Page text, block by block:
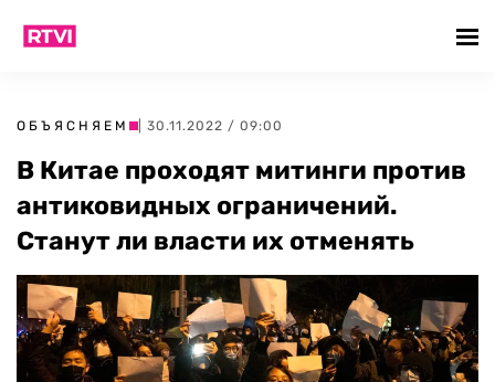
ОБЪЯСНЯЕМ | 30.11.2022 / 09:00
В Китае проходят митинги против
антиковидных ограничений.
Станут ли власти их отменять